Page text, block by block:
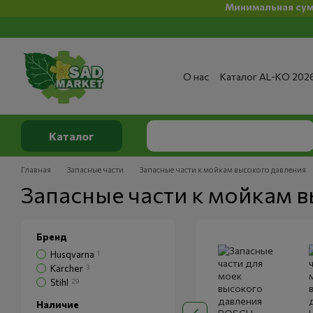
Минимальная сумма заказ на
О нас
Каталог AL-KO
Публичный договор
Каталог
Главная Запасные части Запасные части к мойкам высокого давления
Запасные части к мойкам
Бренд
Husqvarna 1
Kärcher 3
Stihl 29
Наличие